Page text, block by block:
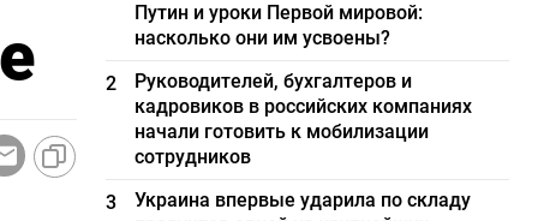
Путин и уроки Первой мировой:
насколько они им усвоены?
2
Руководителей, бухгалтеров и
кадровиков в российских компаниях
начали готовить к мобилизации
сотрудников
3
Украина впервые ударила по складу